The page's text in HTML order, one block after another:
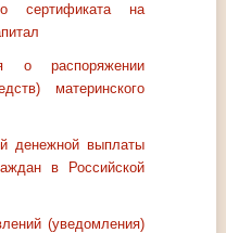
сертификата на
о распоряжении
материнского
денежной выплаты
в Российской
(уведомления)